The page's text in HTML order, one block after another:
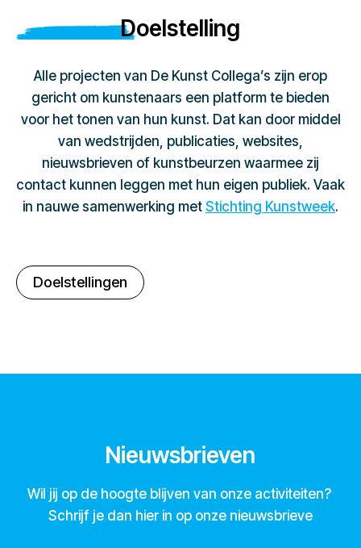
Doelstelling
Alle projecten van De Kunst Collega’s zijn erop
gericht om kunstenaars een platform te bieden
voor het tonen van hun kunst. Dat kan door middel
van wedstrijden, publicaties, websites,
nieuwsbrieven of kunstbeurzen waarmee zij
contact kunnen leggen met hun eigen publiek. Vaak
in nauwe samenwerking met Stichting Kunstweek.
Doelstellingen
Nieuwsbrieven
Wil jij op de hoogte blijven van onze activiteiten?
Schrijf je dan hier in op onze nieuwsbrieve